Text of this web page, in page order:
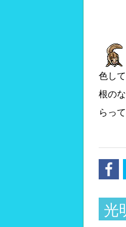
色し
根の
らっ
光